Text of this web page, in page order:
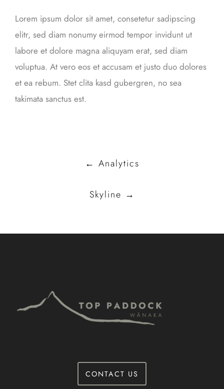
Lorem ipsum dolor sit amet, consetetur sadipscing
elitr, sed diam nonumy eirmod tempor invidunt ut
labore et dolore magna aliquyam erat, sed diam
voluptua. At vero eos et accusam et justo duo dolores
et ea rebum. Stet clita kasd gubergren, no sea
takimata sanctus est.
navigation
← Analytics
Skyline →
CONTACT US